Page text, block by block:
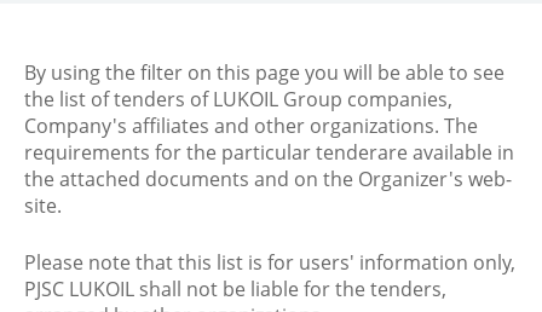
By using the filter on this page you will be able to see
the list of tenders of LUKOIL Group companies,
Company's affiliates and other organizations. The
requirements for the particular tenderare available in
the attached documents and on the Organizer's web-
site.
Please note that this list is for users' information only,
PJSC LUKOIL shall not be liable for the tenders,